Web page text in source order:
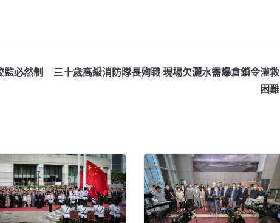
必然制
三十歲高級消防隊長殉職 現場欠灑水需爆倉鎖令灌救
困難